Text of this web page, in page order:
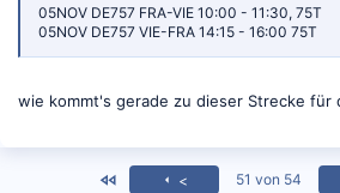
05NOV DE757 FRA-VIE 10:00 - 11:30, 75T
05NOV DE757 VIE-FRA 14:15 - 16:00 75T
wie kommt's gerade zu dieser Strecke für
< 51 von 54